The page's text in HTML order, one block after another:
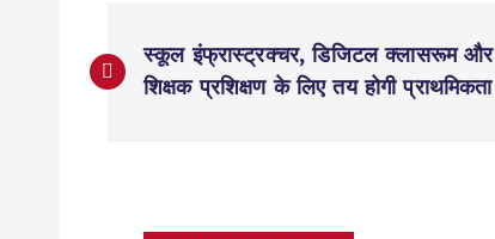
P
o
स्कूल इंफ्रास्ट्रक्चर, डिजिटल क्लासरूम और
शिक्षक प्रशिक्षण के लिए तय होगी प्राथमिकता